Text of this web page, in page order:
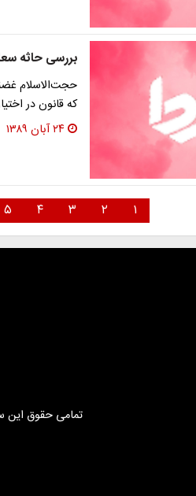
بررسی حاثه
حجت‌الاسلام
كه قانون در
۲۴ آبان ۱۳۸۹
۱ ۲ ۳ ۴ ۵
تمامی حقوق این